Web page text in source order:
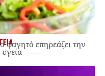
φαγητό επηρεάζει την